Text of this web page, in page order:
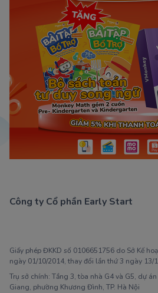
Công ty Cổ phần Early Start
Giấy phép ĐKKD số 0106651756 do Sở Kế
ngày 01/10/2014, thay đổi lần thứ 3 ngày 13/
Trụ sở chính: Tầng 3, tòa nhà G4 và G5, dự
Giang, phường Khương Đình, TP. Hà Nội